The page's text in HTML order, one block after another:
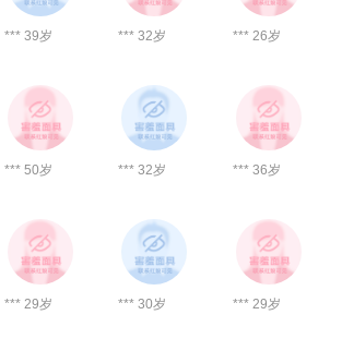
*** 39岁 *** 32岁 *** 26岁
*** 50岁 *** 32岁 *** 36岁
*** 29岁 *** 30岁 *** 29岁